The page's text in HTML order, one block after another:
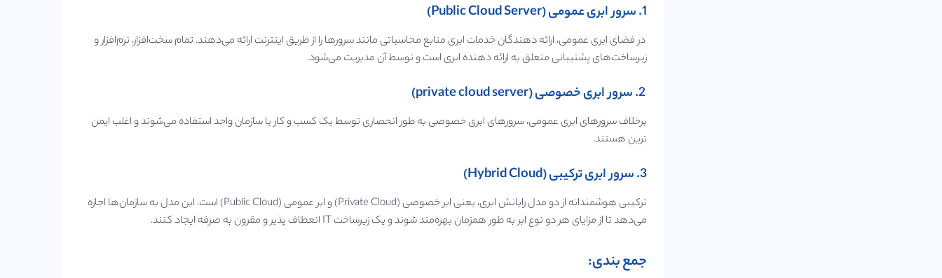
1. سرور ابری عمومی (Public Cloud Server)
در فضای ابری عمومی، ارائه دهندگان خدمات ابری منابع محاسباتی مانند سرورها را از طریق اینترنت ارائه می‌دهند. تمام سخت‌افزار، نرم‌افزار و
زیرساخت‌های پشتیبانی متعلق به ارائه دهنده ابری است و توسط آن مدیریت می‌شود.
2. سرور ابری خصوصی (private cloud server)
برخلاف سرورهای ابری عمومی، سرورهای ابری خصوصی به طور انحصاری توسط یک کسب‌ و کار یا سازمان واحد استفاده می‌شوند و اغلب ایمن‌
ترین هستند.
3. سرور ابری ترکیبی (Hybrid Cloud)
ترکیبی هوشمندانه از دو مدل رایانش ابری، یعنی ابر خصوصی (Private Cloud) و ابر عمومی (Public Cloud) است. این مدل به سازمان‌ها اجازه
می‌دهد تا از مزایای هر دو نوع ابر به طور همزمان بهره‌مند شوند و یک زیرساخت IT انعطاف‌ پذیر و مقرون به صرفه ایجاد کنند.
جمع بندی: